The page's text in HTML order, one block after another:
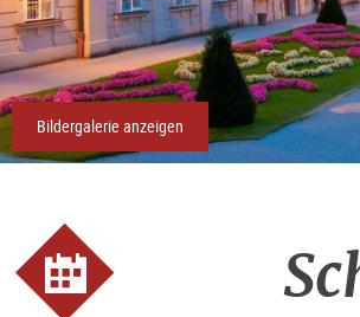
Bildergalerie anzeigen